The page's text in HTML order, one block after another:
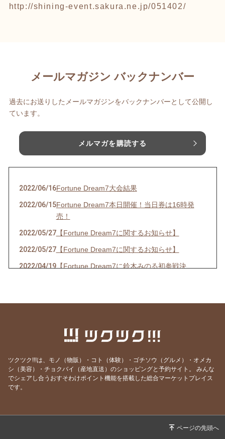
http://shining-event.sakura.ne.jp/051402/
メールマガジン バックナンバー
過去にお送りしたメールマガジンをバックナンバーとして公開し
ています。
メルマガを購読する
2022/06/16Fortune Dream7大会結果
2022/06/15Fortune Dream7本日開催！当日券は16時発
売！
2022/05/27【Fortune Dream7に関するお知らせ】
2022/05/27【Fortune Dream7に関するお知らせ】
2022/04/19【Fortune Dream7に鈴木みのる初参戦決
【出演情報】
【イベント開催のお知らせ】
2021/06/23【お知らせ】
2021/06/13【出演,掲載情報】
ツクツク!!!は、モノ（物販）・コト（体験）・ゴチソウ（グルメ）・オメカ
シ（美容）・チョクバイ（産地直送）のショッピングと予約サイト。
みんな
でシェアし合うおすそわけポイント機能を搭載した総合マーケットプレイス
です。